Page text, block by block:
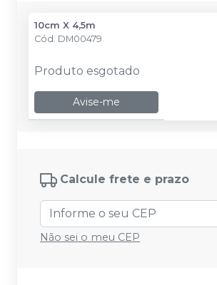
10cm X 4,5m
Cód. DM00479
Produto esgotado
Avise-me
Calcule frete e prazo
Não sei o meu CEP